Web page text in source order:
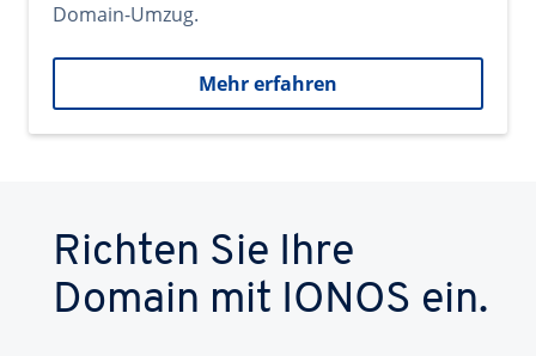
Domain-Umzug.
Mehr erfahren
Richten Sie Ihre
Domain mit IONOS ein.